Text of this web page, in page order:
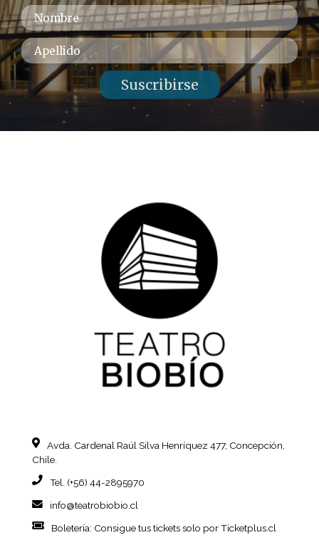
Avda. Cardenal Raúl Silva Henríquez 477, Concepción,
Chile.
Tel. (+56) 44-2895970
info@teatrobiobio.cl
Boletería: Consigue tus ticketssolo por Ticketplus.cl